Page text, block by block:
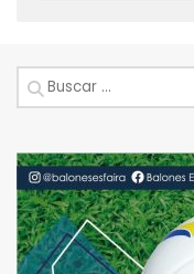
Buscar: